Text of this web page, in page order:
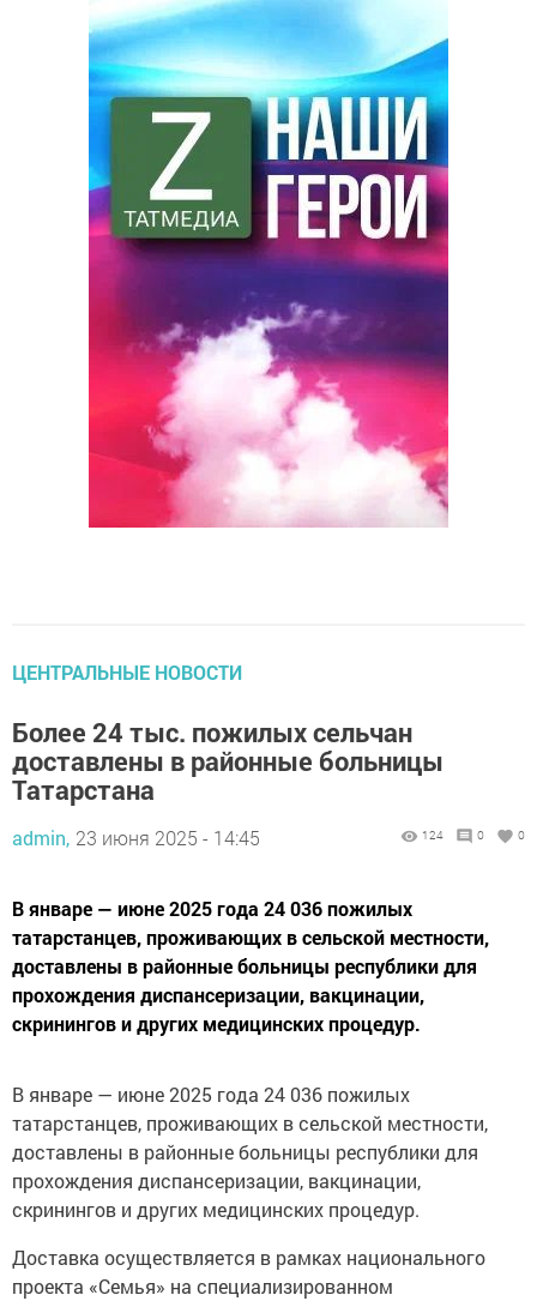
ЦЕНТРАЛЬНЫЕ НОВОСТИ
Более 24 тыс. пожилых сельчан
доставлены в районные больницы
Татарстана
admin, 23 июня 2025 - 14:45 124 0 0
В январе — июне 2025 года 24 036 пожилых
татарстанцев, проживающих в сельской местности,
доставлены в районные больницы республики для
прохождения диспансеризации, вакцинации,
скринингов и других медицинских процедур.
В январе — июне 2025 года 24 036 пожилых
татарстанцев, проживающих в сельской местности,
доставлены в районные больницы республики для
прохождения диспансеризации, вакцинации,
скринингов и других медицинских процедур.
Доставка осуществляется в рамках национального
проекта «Семья» на специализированном